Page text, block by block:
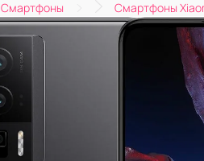
Смартфоны Смартфоны